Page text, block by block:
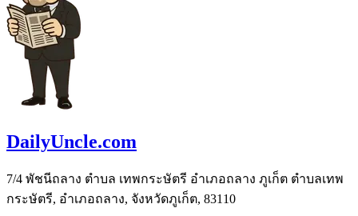
DailyUncle.com
7/4 พัชนีถลาง ตำบล เทพกระษัตรี อำเภอถลาง ภูเก็ต ตำบลเทพ
กระษัตรี, อำเภอถลาง, จังหวัดภูเก็ต, 83110